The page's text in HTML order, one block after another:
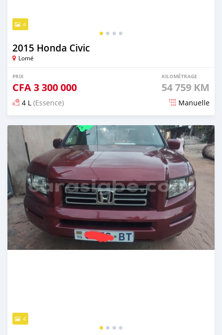
4
2015 Honda Civic
Lomé
PRIX
CFA3 300 000
KILOMÉTRAGE
54 759 KM
4 L (Essence) Manuelle
Publié il y a environ 2 mois
4